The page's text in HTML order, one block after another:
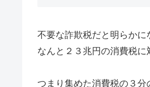
不要な詐欺税だと明らかに
なんと２３兆円の消費税に
つまり集めた消費税の３分